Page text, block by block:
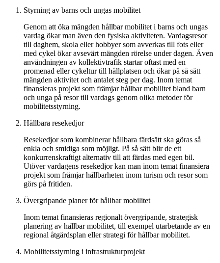
Styrning av barns och ungas mobilitet
Genom att öka mängden hållbar mobilitet i barns och ungas
vardag ökar man även den fysiska aktiviteten. Vardagsresor
till daghem, skola eller hobbyer som avverkas till fots eller
med cykel ökar avsevärt mängden rörelse under dagen. Även
användningen av kollektivtrafik startar oftast med en
promenad eller cykeltur till hållplatsen och ökar på så sätt
mängden aktivitet och antalet steg per dag. Inom temat
finansieras projekt som främjar hållbar mobilitet bland barn
och unga på resor till vardags genom olika metoder för
mobilitetsstyrning.
Hållbara resekedjor
Resekedjor som kombinerar hållbara färdsätt ska göras så
enkla och smidiga som möjligt. På så sätt blir de ett
konkurrenskraftigt alternativ till att färdas med egen bil.
Utöver vardagens resekedjor kan man inom temat finansiera
projekt som främjar hållbarheten inom turism och resor som
görs på fritiden.
Övergripande planer för hållbar mobilitet
Inom temat finansieras regionalt övergripande, strategisk
planering av hållbar mobilitet, till exempel utarbetande av en
regional åtgärdsplan eller strategi för hållbar mobilitet.
Mobilitetsstyrning i infrastrukturprojekt